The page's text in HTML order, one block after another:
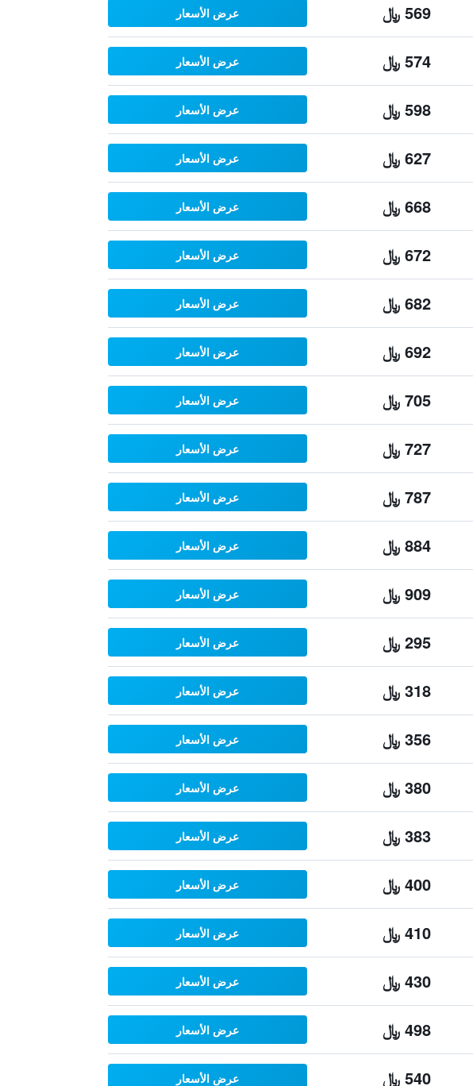
569 ﷼ عرض الأسعار
574 ﷼ عرض الأسعار
598 ﷼ عرض الأسعار
627 ﷼ عرض الأسعار
668 ﷼ عرض الأسعار
672 ﷼ عرض الأسعار
682 ﷼ عرض الأسعار
692 ﷼ عرض الأسعار
705 ﷼ عرض الأسعار
727 ﷼ عرض الأسعار
787 ﷼ عرض الأسعار
884 ﷼ عرض الأسعار
909 ﷼ عرض الأسعار
295 ﷼ عرض الأسعار
318 ﷼ عرض الأسعار
356 ﷼ عرض الأسعار
380 ﷼ عرض الأسعار
383 ﷼ عرض الأسعار
400 ﷼ عرض الأسعار
410 ﷼ عرض الأسعار
430 ﷼ عرض الأسعار
498 ﷼ عرض الأسعار
540 ﷼ عرض الأسعار